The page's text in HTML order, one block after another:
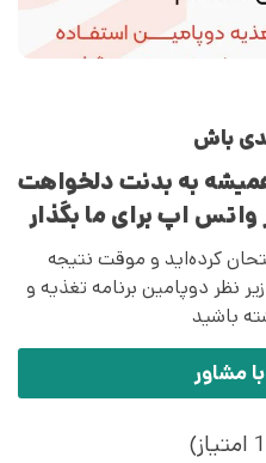
باش
به بدنت دلخواهت
اپ برای ما بگذار
کرده‌اید و موقت نتیجه
نظر دوپامین برنامه تغذیه و
باشید
مشاور